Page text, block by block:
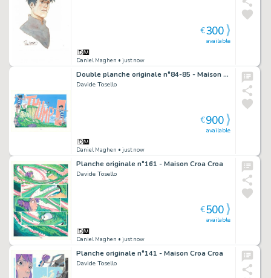
Daniel Maghen • just now
available
€300
Double planche originale n°84-85 - Maison Croa Croa
Davide Tosello
Daniel Maghen • just now
available
€900
Planche originale n°161 - Maison Croa Croa
Davide Tosello
Daniel Maghen • just now
available
€500
Planche originale n°141 - Maison Croa Croa
Davide Tosello